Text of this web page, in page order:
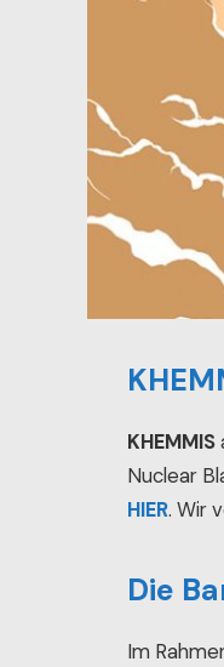
KHEMMIS
Nuclear
HIER. Wir
Die
Im